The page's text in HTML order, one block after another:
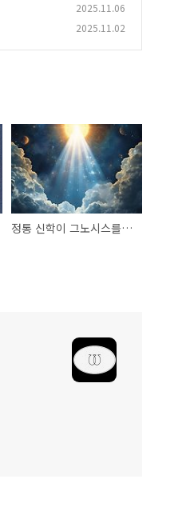
2025.11.06
2025.11.02
정통 신학이 그노시스를 극혐하는 이유